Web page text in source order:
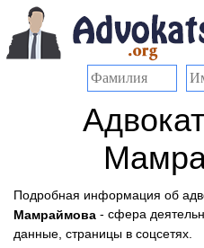
Подробная информация об
Мамраймова - сфера
данные, страницы в соцсетях.